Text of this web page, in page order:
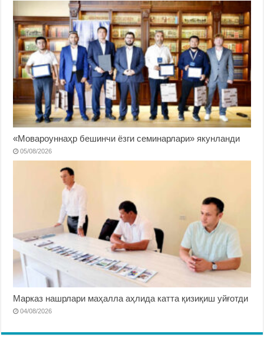
«Мовароуннаҳр бешинчи ёзги семинарлари» якунланди
05/08/2026
Марказ нашрлари маҳалла аҳлида катта қизиқиш уйғотди
04/08/2026